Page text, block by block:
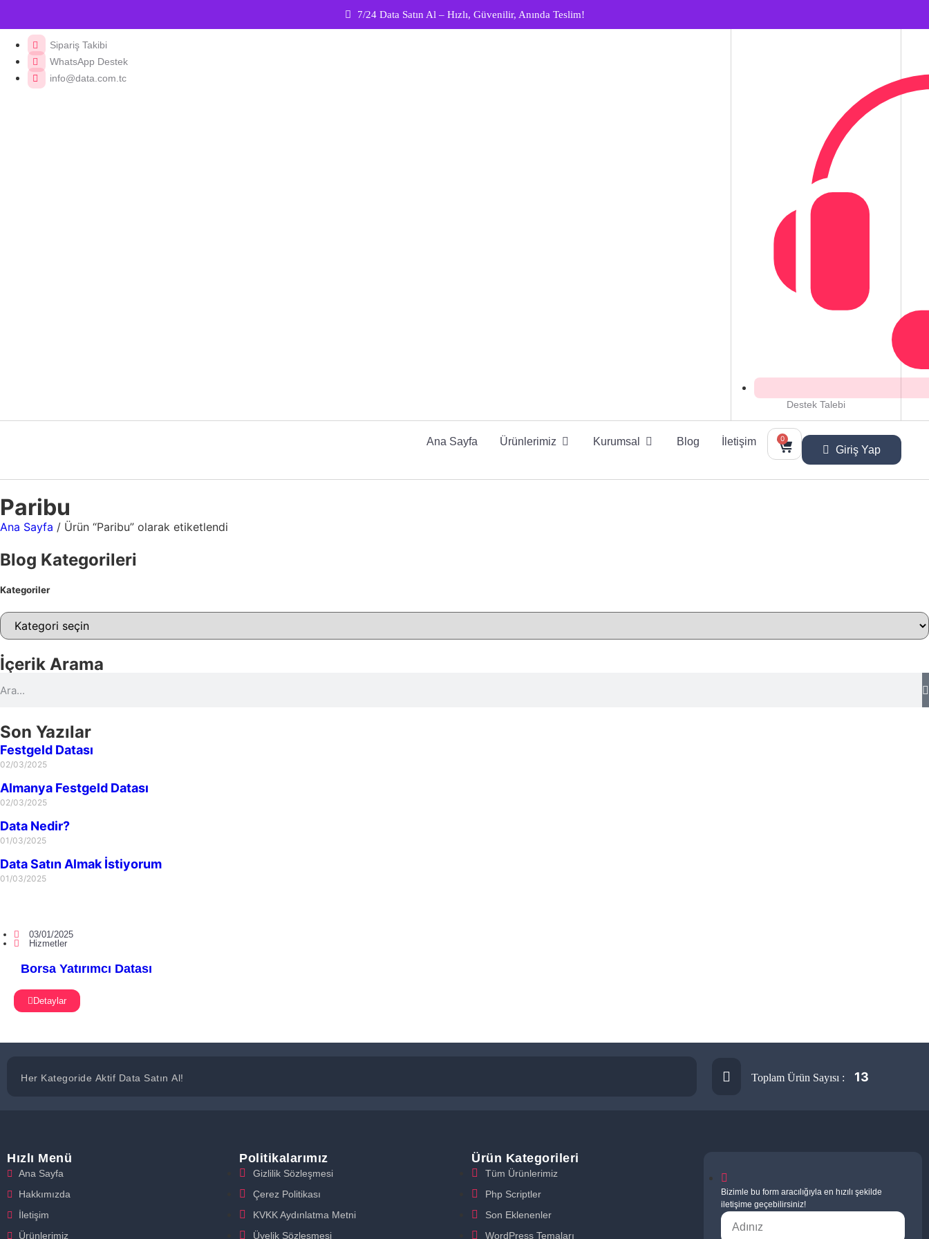
7/24 Data Satın Al – Hızlı, Güvenilir, Anında Teslim!
Sipariş Takibi
WhatsApp Destek
info@data.com.tc
Destek Talebi
Ana Sayfa Ürünlerimiz Kurumsal Blog İletişim 0
Giriş Yap
Paribu
Ana Sayfa / Ürün “Paribu” olarak etiketlendi
Blog Kategorileri
Kategoriler
İçerik Arama
Son Yazılar
Festgeld Datası
02/03/2025
Almanya Festgeld Datası
02/03/2025
Data Nedir?
01/03/2025
Data Satın Almak İstiyorum
01/03/2025
03/01/2025
Hizmetler
Borsa Yatırımcı Datası
Detaylar
Her Kategoride Aktif Data Satın Al! Toplam Ürün Sayısı : 13
Hızlı Menü
Ana Sayfa
Hakkımızda
İletişim
Ürünlerimiz
Politikalarımız
Gizlilik Sözleşmesi
Çerez Politikası
KVKK Aydınlatma Metni
Üyelik Sözleşmesi
Ürün Kategorileri
Tüm Ürünlerimiz
Php Scriptler
Son Eklenenler
WordPress Temaları
Bizimle bu form aracılığıyla en hızılı şekilde
iletişime geçebilirsiniz!